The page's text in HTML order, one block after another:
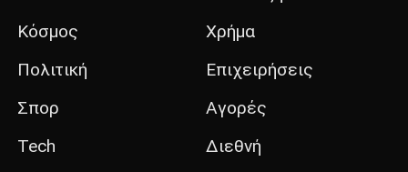
Κόσμος
Πολιτική
Σπορ
Tech
Χρήμα
Επιχειρήσεις
Αγορές
Διεθνή